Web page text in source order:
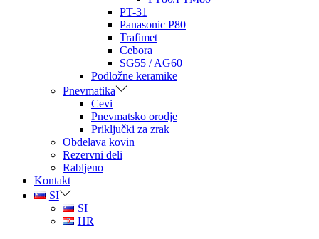
PT-31
Panasonic P80
Trafimet
Cebora
SG55 / AG60
Podložne keramike
Pnevmatika
Cevi
Pnevmatsko orodje
Priključki za zrak
Obdelava kovin
Rezervni deli
Rabljeno
Kontakt
SI
SI
HR